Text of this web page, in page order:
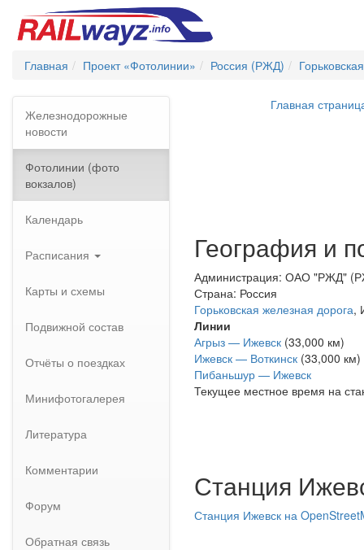
Главная Проект «Фотолинии» Россия (РЖД)
Железнодорожные
новости
Фотолинии (фото
вокзалов)
Календарь
Расписания
Карты и схемы
Подвижной состав
Отчёты о поездках
Минифотогалерея
Литература
Комментарии
Форум
Обратная связь
Главная
География и
Администрация: ОАО "РЖД"
Страна: Россия
Горьковская железная дорога,
Линии
Агрыз — Ижевск (33,000 км)
Ижевск — Воткинск (33,000 км)
Пибаньшур — Ижевск
Текущее местное время на
Станция
Станция Ижевск на